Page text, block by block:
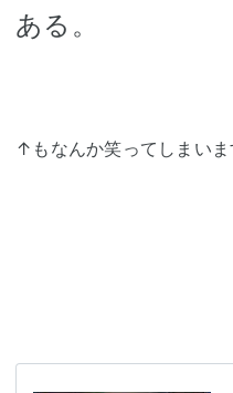
ある。
↑もなんか笑ってしまいま